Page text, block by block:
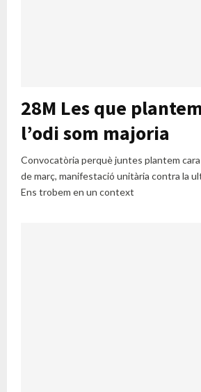
28M Les que
l’odi som majoria
Convocatòria perquè juntes plantem cara
de març, manifestació unitària contra la
Ens trobem en un context